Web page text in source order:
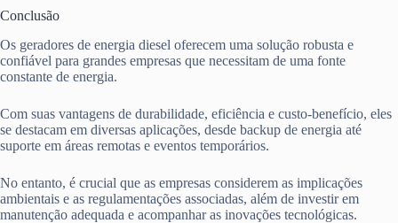
Conclusão
Os geradores de energia diesel oferecem uma solução robusta e
confiável para grandes empresas que necessitam de uma fonte
constante de energia.
Com suas vantagens de durabilidade, eficiência e custo-benefício, eles
se destacam em diversas aplicações, desde backup de energia até
suporte em áreas remotas e eventos temporários.
No entanto, é crucial que as empresas considerem as implicações
ambientais e as regulamentações associadas, além de investir em
manutenção adequada e acompanhar as inovações tecnológicas.